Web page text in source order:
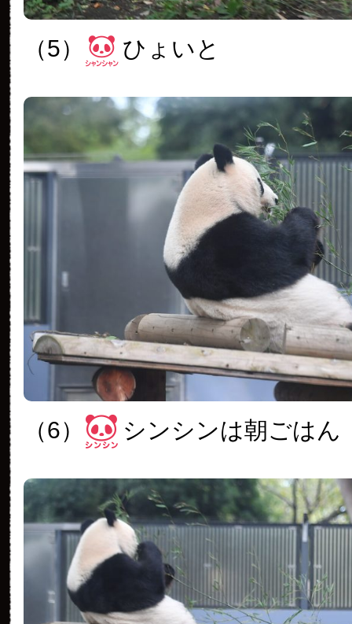
（5） ひょいと
（6） シンシンは朝ごはん